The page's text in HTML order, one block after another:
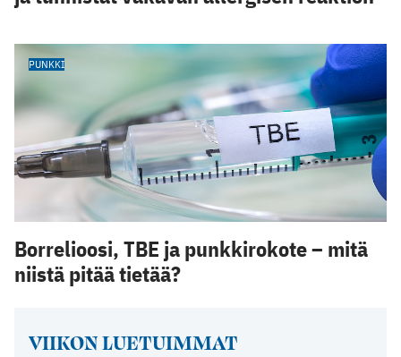
VIIKON LUETUIMMAT
PUNKKI
Borrelioosi, TBE ja punkkirokote – mitä
niistä pitää tietää?